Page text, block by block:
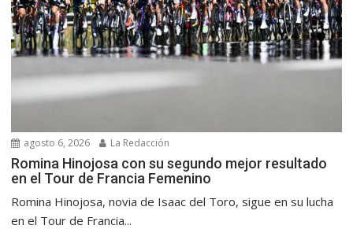
agosto 6, 2026 La Redacción
Romina Hinojosa con su segundo mejor resultado
en el Tour de Francia Femenino
Romina Hinojosa, novia de Isaac del Toro, sigue en su lucha
en el Tour de Francia...